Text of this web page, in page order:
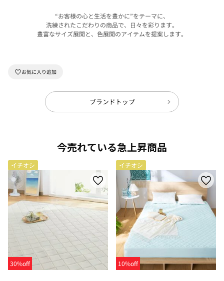
“お客様の心と生活を豊かに”をテーマに、
洗練されたこだわりの商品で、日々を彩ります。
豊富なサイズ展開と、色展開のアイテムを提案します。
ブランドトップ
今売れている急上昇商品
イチオシ
30%off
イチオシ
10%off